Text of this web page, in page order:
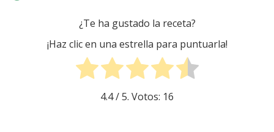
¿Te ha gustado la receta?
¡Haz clic en una estrella para puntuarla!
4.4/ 5. Votos: 16